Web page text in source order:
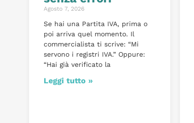
Agosto 7, 2026
Se hai una Partita IVA, prima o
poi arriva quel momento. Il
commercialista ti scrive: “Mi
servono i registri IVA.” Oppure:
“Hai già verificato la
Leggi tutto »